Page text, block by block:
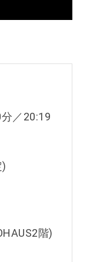
／20:19
階)